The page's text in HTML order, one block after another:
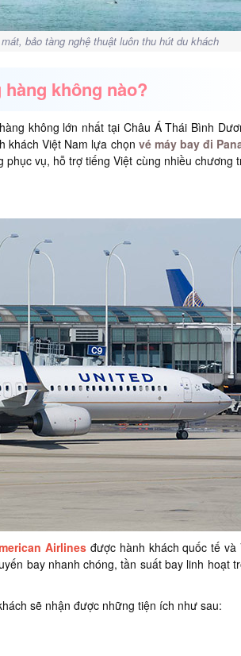
bảo tàng nghệ thuật luôn thu hút du khách
không nào?
không lớn nhất tại Châu Á Thái Bình
khách Việt Nam lựa chọn vé máy bay đi
vụ, hỗ trợ tiếng Việt cùng nhiều chương
Airlines được hành khách quốc tế và
bay nhanh chóng, tần suất bay linh hoạt
sẽ nhận được những tiện ích như sau: